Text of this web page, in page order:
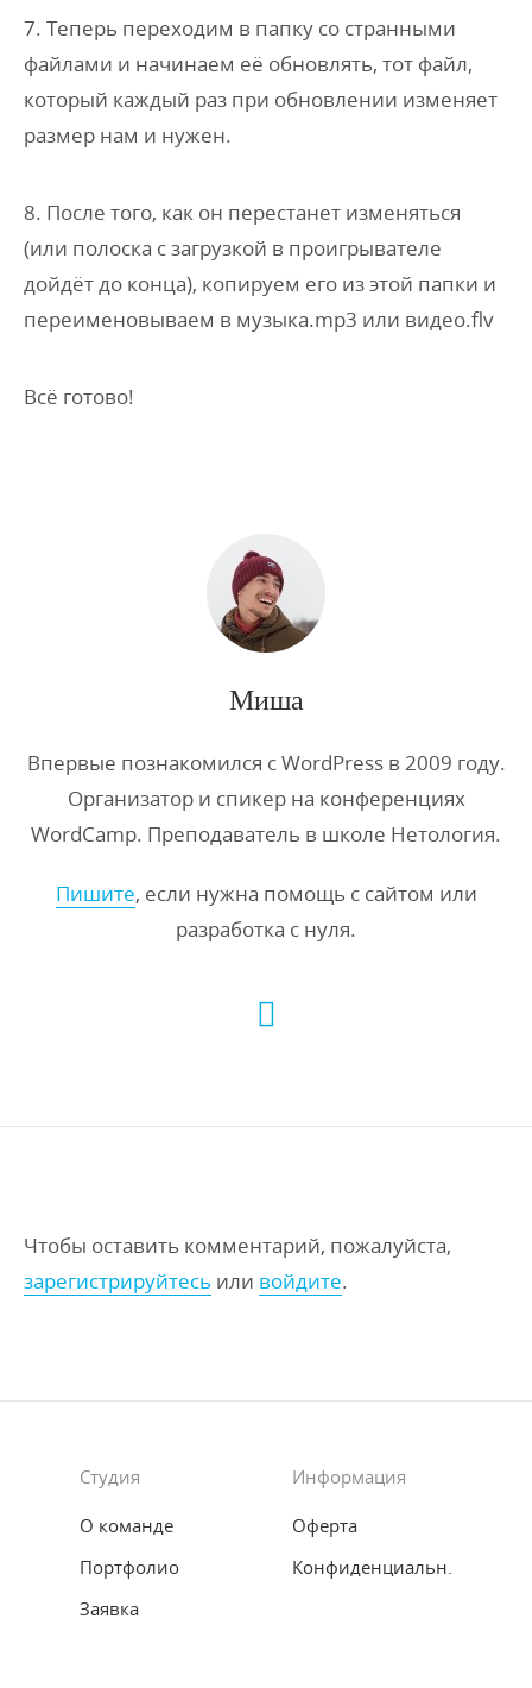
7. Теперь переходим в папку со странными
файлами и начинаем её обновлять, тот файл,
который каждый раз при обновлении изменяет
размер нам и нужен.
8. После того, как он перестанет изменяться
(или полоска с загрузкой в проигрывателе
дойдёт до конца), копируем его из этой папки и
переименовываем в музыка.mp3 или видео.flv
Всё готово!
Миша
Впервые познакомился с WordPress в 2009 году.
Организатор и спикер на конференциях
WordCamp. Преподаватель в школе Нетология.
Пишите, если нужна помощь с сайтом или
разработка с нуля.
Чтобы оставить комментарий, пожалуйста,
зарегистрируйтесь или войдите.
Студия
О команде
Портфолио
Заявка
Информация
Оферта
Конфиденциальн.